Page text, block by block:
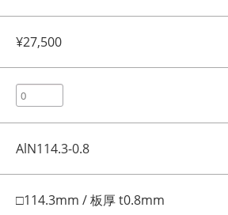
¥27,500
AlN114.3-0.8
□114.3mm / 板厚 t0.8mm